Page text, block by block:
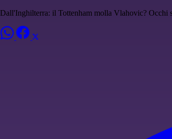
Dall'Inghilterra: il Tottenham molla Vlahovic? Occhi